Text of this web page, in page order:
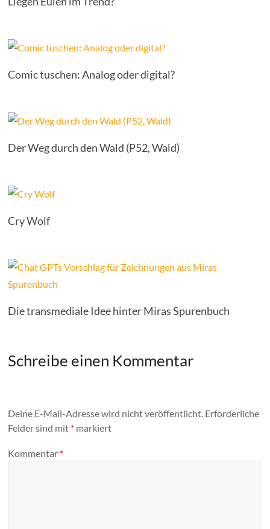
Comic tuschen: Analog oder digital?
Der Weg durch den Wald (P52, Wald)
Cry Wolf
Die transmediale Idee hinter Miras Spurenbuch
Schreibe einen Kommentar
Deine E-Mail-Adresse wird nicht veröffentlicht. Erforderliche
Felder sind mit * markiert
Kommentar *